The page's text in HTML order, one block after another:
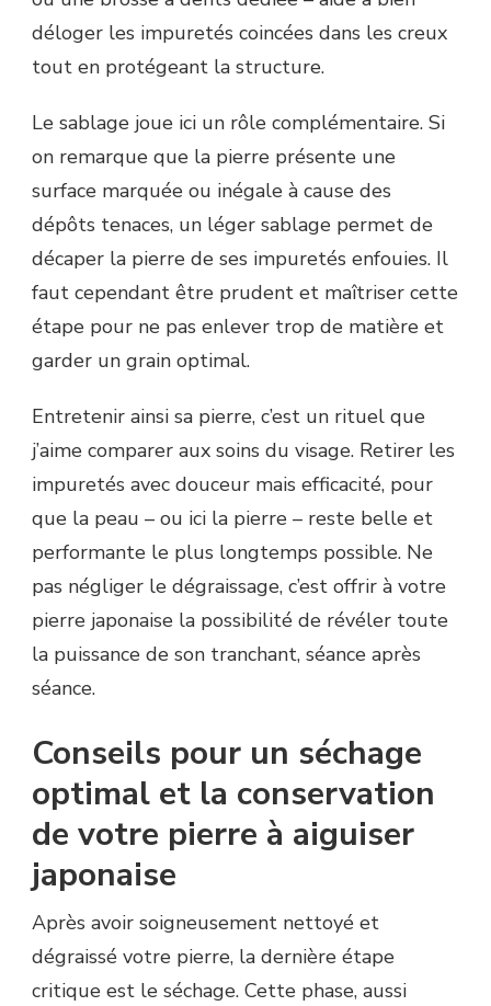
déloger les impuretés coincées dans les creux
tout en protégeant la structure.
Le sablage joue ici un rôle complémentaire. Si
on remarque que la pierre présente une
surface marquée ou inégale à cause des
dépôts tenaces, un léger sablage permet de
décaper la pierre de ses impuretés enfouies. Il
faut cependant être prudent et maîtriser cette
étape pour ne pas enlever trop de matière et
garder un grain optimal.
Entretenir ainsi sa pierre, c’est un rituel que
j’aime comparer aux soins du visage. Retirer les
impuretés avec douceur mais efficacité, pour
que la peau – ou ici la pierre – reste belle et
performante le plus longtemps possible. Ne
pas négliger le dégraissage, c’est offrir à votre
pierre japonaise la possibilité de révéler toute
la puissance de son tranchant, séance après
séance.
Conseils pour un séchage
optimal et la conservation
de votre pierre à aiguiser
japonaise
Après avoir soigneusement nettoyé et
dégraissé votre pierre, la dernière étape
critique est le séchage. Cette phase, aussi